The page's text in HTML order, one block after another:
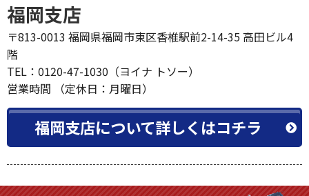
福岡支店
〒813-0013 福岡県福岡市東区香椎駅前2-14-35 高田ビル4
階
TEL：0120-47-1030（ヨイナ トソー）
営業時間 （定休日：月曜日）
福岡支店について詳しくはコチラ